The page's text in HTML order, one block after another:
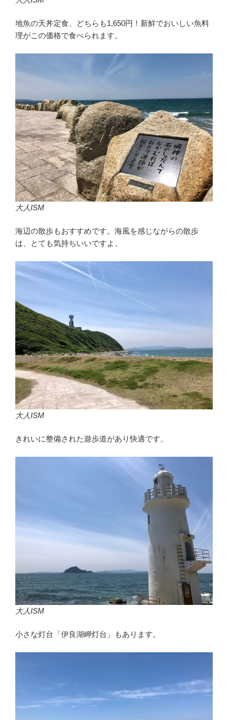
地魚の天丼定食、どちらも1,650円！新鮮でおいしい魚料
理がこの価格で食べられます。
大人ISM
海辺の散歩もおすすめです。海風を感じながらの散歩
は、とても気持ちいいですよ。
大人ISM
きれいに整備された遊歩道があり快適です。
大人ISM
小さな灯台「伊良湖岬灯台」もあります。